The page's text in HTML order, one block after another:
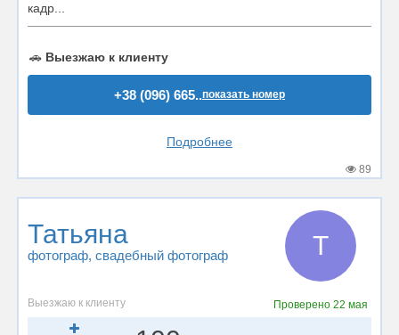
кадр...
🚗 Выезжаю к клиенту
+38 (096) 665..показать номер
Подробнее
89
Татьяна
фотограф, свадебный фотограф Т
Выезжаю к клиенту Проверено22 мая